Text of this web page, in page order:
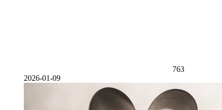
763
2026-01-09